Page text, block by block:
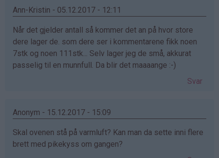
Ann-Kristin - 05.12.2017 - 12:11
Når det gjelder antall så kommer det an på hvor store
dere lager de. som dere ser i kommentarene fikk noen
7stk og noen 111stk... Selv lager jeg de små, akkurat
passelig til en munnfull. Da blir det maaaange :-)
Svar
Anonym - 15.12.2017 - 15:09
Skal ovenen stå på varmluft? Kan man da sette inni flere
brett med pikekyss om gangen?